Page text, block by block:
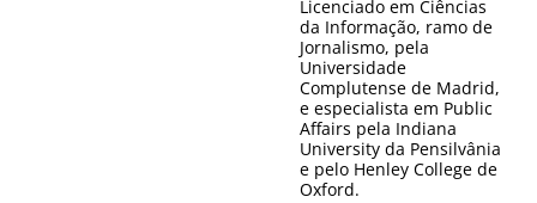
Licenciado em Ciências
da Informação, ramo de
Jornalismo, pela
Universidade
Complutense de Madrid,
e especialista em Public
Affairs pela Indiana
University da Pensilvânia
e pelo Henley College de
Oxford.